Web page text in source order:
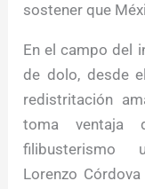
sostener que
En el campo del
de dolo, desde
redistritación
toma
filibusterismo
Lorenzo